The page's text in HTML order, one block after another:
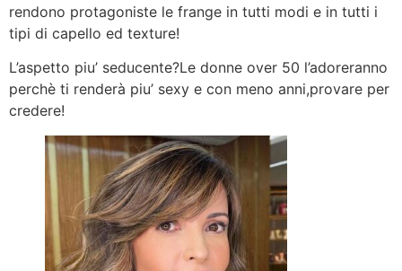
rendono protagoniste le frange in tutti modi e in tutti i
tipi di capello ed texture!
L’aspetto piu’ seducente?Le donne over 50 l’adoreranno
perchè ti renderà piu’ sexy e con meno anni,provare per
credere!